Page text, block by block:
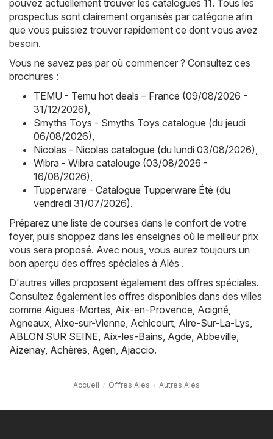
pouvez actuellement trouver les catalogues 11. Tous les
prospectus sont clairement organisés par catégorie afin
que vous puissiez trouver rapidement ce dont vous avez
besoin.
Vous ne savez pas par où commencer ? Consultez ces
brochures :
TEMU - Temu hot deals – France (09/08/2026 -
31/12/2026),
Smyths Toys - Smyths Toys catalogue (du jeudi
06/08/2026),
Nicolas - Nicolas catalogue (du lundi 03/08/2026),
Wibra - Wibra catalouge (03/08/2026 -
16/08/2026),
Tupperware - Catalogue Tupperware Été (du
vendredi 31/07/2026).
Préparez une liste de courses dans le confort de votre
foyer, puis shoppez dans les enseignes où le meilleur prix
vous sera proposé. Avec nous, vous aurez toujours un
bon aperçu des offres spéciales à Alès .
D'autres villes proposent également des offres spéciales.
Consultez également les offres disponibles dans des villes
comme Aigues-Mortes, Aix-en-Provence, Acigné,
Agneaux, Aixe-sur-Vienne, Achicourt, Aire-Sur-La-Lys,
ABLON SUR SEINE, Aix-les-Bains, Agde, Abbeville,
Aizenay, Achères, Agen, Ajaccio.
Accueil Offres Alès Autres Alès